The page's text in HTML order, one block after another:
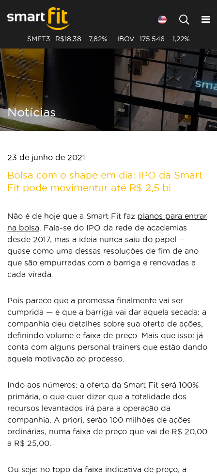
SMFT3 R$18,38 -7,82% IBOV 175.546 -1,22%
Notícias
23 de junho de 2021
Bolsa com o shape em dia: IPO da Smart
Fit pode movimentar até R$ 2,5 bi
Não é de hoje que a Smart Fit faz planos para entrar
na bolsa . Fala-se do IPO da rede de academias
desde 2017, mas a ideia nunca saiu do papel —
quase como uma dessas resoluções de fim de ano
que são empurradas com a barriga e renovadas a
cada virada.
Pois parece que a promessa finalmente vai ser
cumprida — e que a barriga vai dar aquela secada: a
companhia deu detalhes sobre sua oferta de ações,
definindo volume e faixa de preço. Mais que isso: já
conta com alguns personal trainers que estão dando
aquela motivação ao processo.
Indo aos números: a oferta da Smart Fit será 100%
primária, o que quer dizer que a totalidade dos
recursos levantados irá para a operação da
companhia. A priori, serão 100 milhões de ações
ordinárias, numa faixa de preço que vai de R$ 20,00
a R$ 25,00.
Ou seja: no topo da faixa indicativa de preço, a